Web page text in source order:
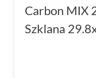
Carbon MIX
Szklana